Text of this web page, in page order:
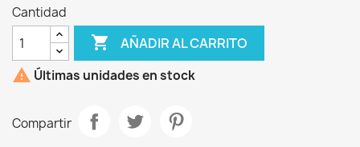
Cantidad
 AÑADIR AL CARRITO
 Últimas unidades en stock
Compartir